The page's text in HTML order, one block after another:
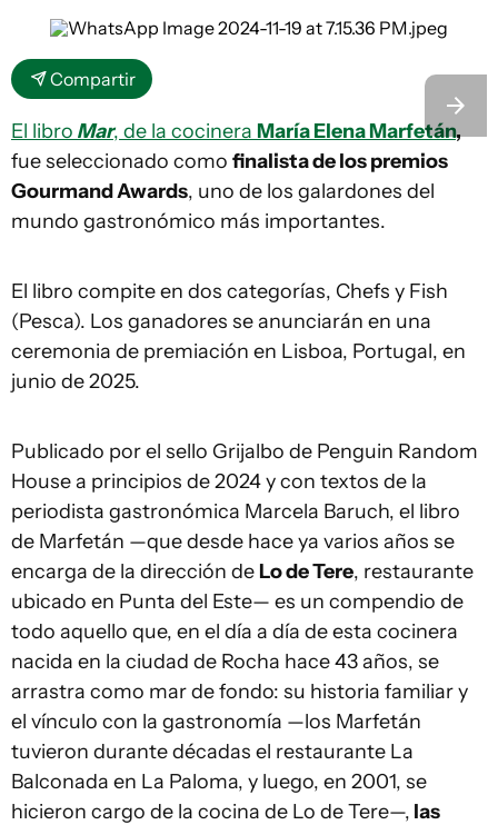
Compartir
El libro Mar, de la cocinera María Elena Marfetán,
fue seleccionado como finalista de los premios
Gourmand Awards, uno de los galardones del
mundo gastronómico más importantes.
El libro compite en dos categorías, Chefs y Fish
(Pesca). Los ganadores se anunciarán en una
ceremonia de premiación en Lisboa, Portugal, en
junio de 2025.
Publicado por el sello Grijalbo de Penguin Random
House a principios de 2024 y con textos de la
periodista gastronómica Marcela Baruch, el libro
de Marfetán —que desde hace ya varios años se
encarga de la dirección de Lo de Tere, restaurante
ubicado en Punta del Este— es un compendio de
todo aquello que, en el día a día de esta cocinera
nacida en la ciudad de Rocha hace 43 años, se
arrastra como mar de fondo: su historia familiar y
el vínculo con la gastronomía —los Marfetán
tuvieron durante décadas el restaurante La
Balconada en La Paloma, y luego, en 2001, se
hicieron cargo de la cocina de Lo de Tere—, las